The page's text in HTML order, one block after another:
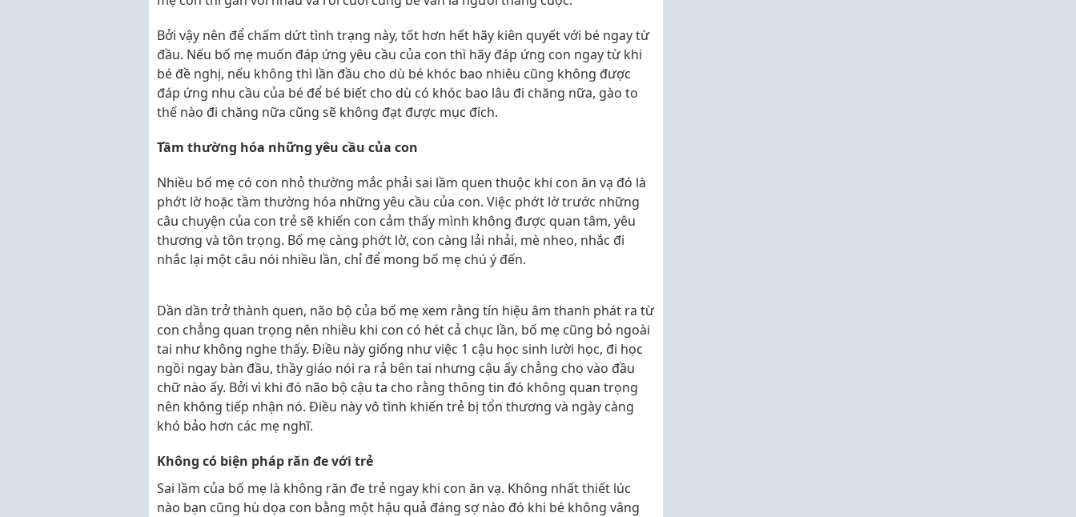
Bởi vậy nên để chấm dứt tình trạng này, tốt hơn hết hãy kiên quyết với bé ngay từ
đầu. Nếu bố mẹ muốn đáp ứng yêu cầu của con thì hãy đáp ứng con ngay từ khi
bé đề nghị, nếu không thì lần đầu cho dù bé khóc bao nhiêu cũng không được
đáp ứng nhu cầu của bé để bé biết cho dù có khóc bao lâu đi chăng nữa, gào to
thế nào đi chăng nữa cũng sẽ không đạt được mục đích.
Tầm thường hóa những yêu cầu của con
Nhiều bố mẹ có con nhỏ thường mắc phải sai lầm quen thuộc khi con ăn vạ đó là
phớt lờ hoặc tầm thường hóa những yêu cầu của con. Việc phớt lờ trước những
câu chuyện của con trẻ sẽ khiến con cảm thấy mình không được quan tâm, yêu
thương và tôn trọng. Bố mẹ càng phớt lờ, con càng lải nhải, mè nheo, nhắc đi
nhắc lại một câu nói nhiều lần, chỉ để mong bố mẹ chú ý đến.
Dần dần trở thành quen, não bộ của bố mẹ xem rằng tín hiệu âm thanh phát ra từ
con chẳng quan trọng nên nhiều khi con có hét cả chục lần, bố mẹ cũng bỏ ngoài
tai như không nghe thấy. Điều này giống như việc 1 cậu học sinh lười học, đi học
ngồi ngay bàn đầu, thầy giáo nói ra rả bên tai nhưng cậu ấy chẳng cho vào đầu
chữ nào ấy. Bởi vì khi đó não bộ cậu ta cho rằng thông tin đó không quan trọng
nên không tiếp nhận nó. Điều này vô tình khiến trẻ bị tổn thương và ngày càng
khó bảo hơn các mẹ nghĩ.
Không có biện pháp răn đe với trẻ
Sai lầm của bố mẹ là không răn đe trẻ ngay khi con ăn vạ. Không nhất thiết lúc
nào bạn cũng hù dọa con bằng một hậu quả đáng sợ nào đó khi bé không vâng